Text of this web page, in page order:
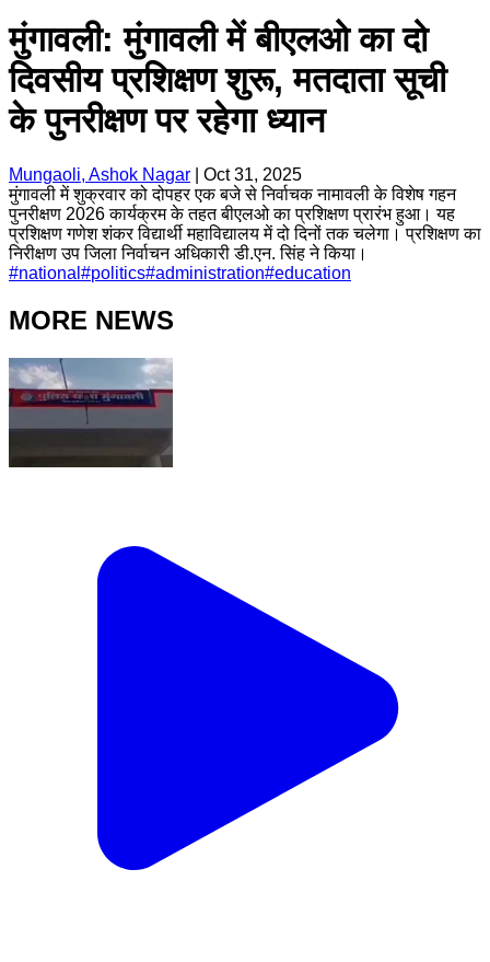
मुंगावली: मुंगावली में बीएलओ का दो
दिवसीय प्रशिक्षण शुरू, मतदाता सूची
के पुनरीक्षण पर रहेगा ध्यान
Mungaoli, Ashok Nagar
Oct 31, 2025
मुंगावली में शुक्रवार को दोपहर एक बजे से निर्वाचक नामावली के विशेष गहन
पुनरीक्षण 2026 कार्यक्रम के तहत बीएलओ का प्रशिक्षण प्रारंभ हुआ। यह
प्रशिक्षण गणेश शंकर विद्यार्थी महाविद्यालय में दो दिनों तक चलेगा। प्रशिक्षण का
निरीक्षण उप जिला निर्वाचन अधिकारी डी.एन. सिंह ने किया।
#national #politics#administration#education
MORE NEWS